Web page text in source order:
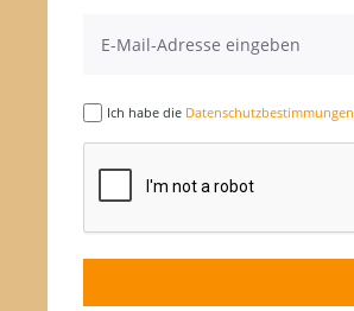
Ich habe die Datenschutzbestimmungen